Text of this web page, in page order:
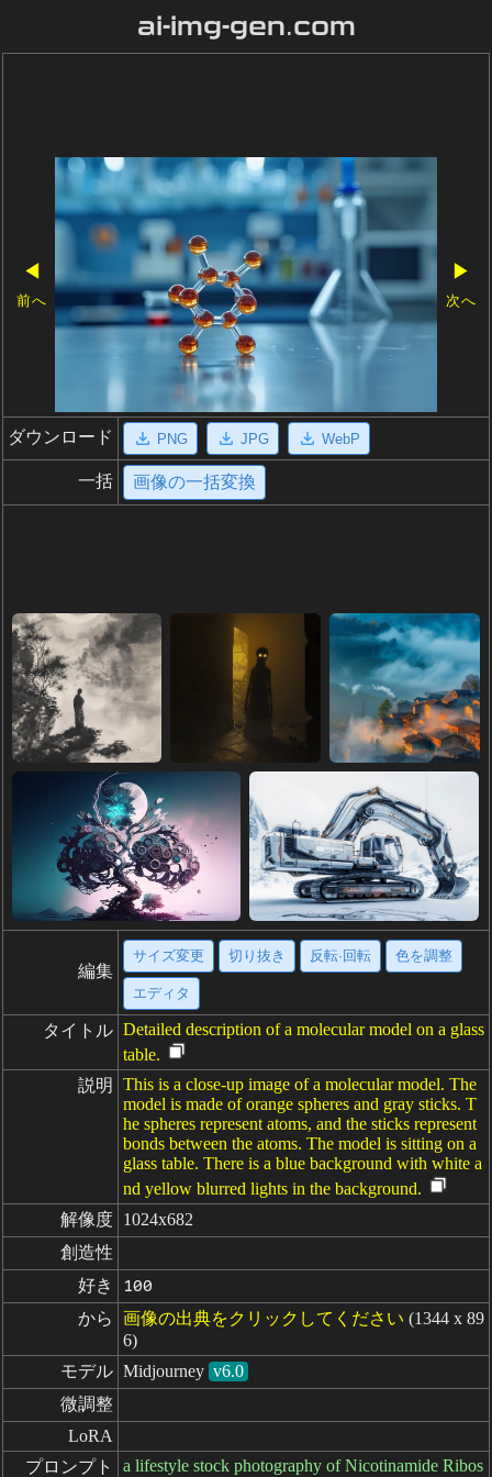
ai-img-gen.com
◀
前へ
▶
次へ
ダウンロード PNG JPG WebP
一括 画像の一括変換
編集
サイズ変更 切り抜き 反転·回転 色を調整
エディタ
タイトル Detailed description of a molecular model on a glass
table.
説明
This is a close-up image of a molecular model. The
model is made of orange spheres and gray sticks. T
he spheres represent atoms, and the sticks represent
bonds between the atoms. The model is sitting on a
glass table. There is a blue background with white a
nd yellow blurred lights in the background.
解像度 1024x682
創造性
好き
100
から 画像の出典をクリックしてください (1344 x 89
6)
モデル Midjourney v6.0
微調整
LoRA
プロンプト
a lifestyle stock photography of Nicotinamide Ribos